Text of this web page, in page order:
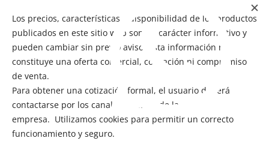
Telegram:https://t.me/tecnocompras
@tecnocompras;(57) 316 8701076
Copyright 2012-2026@ Bogotá- Colombia Tecnocompras
SAS. Todos los derechos reservados
Cookies
Los precios, características y disponibilidad de los productos
publicados en este sitio web son de carácter informativo y
pueden cambiar sin previo aviso. Esta información no
constituye una oferta comercial, cotización ni compromiso
de venta.
Para obtener una cotización formal, el usuario deberá
contactarse por los canales oficiales de la
empresa. Utilizamos cookies para permitir un correcto
funcionamiento y seguro.